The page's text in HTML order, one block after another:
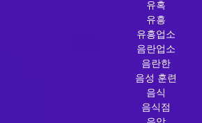
유혹
유흥
유흥업소
음란업소
음란한
음성 훈련
음식
음식점